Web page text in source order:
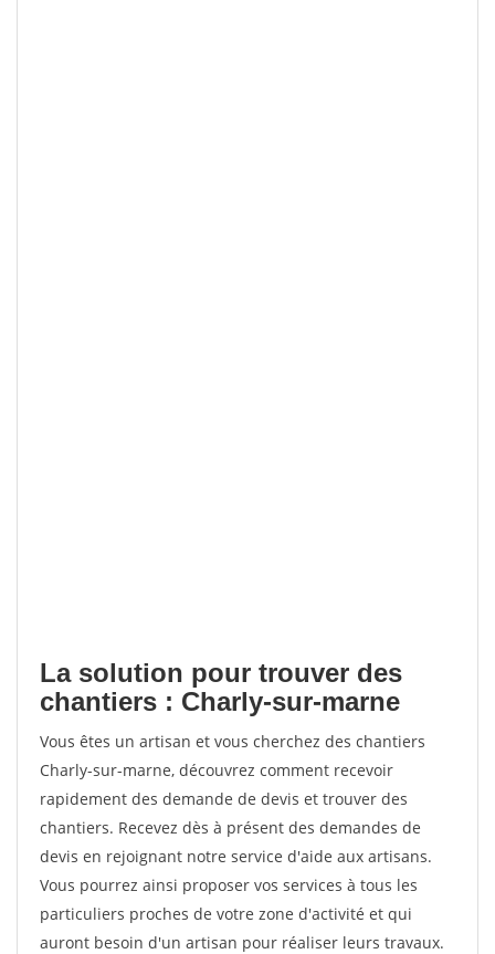
La solution pour trouver des
chantiers : Charly-sur-marne
Vous êtes un artisan et vous cherchez des chantiers
Charly-sur-marne, découvrez comment recevoir
rapidement des demande de devis et trouver des
chantiers. Recevez dès à présent des demandes de
devis en rejoignant notre service d'aide aux artisans.
Vous pourrez ainsi proposer vos services à tous les
particuliers proches de votre zone d'activité et qui
auront besoin d'un artisan pour réaliser leurs travaux.